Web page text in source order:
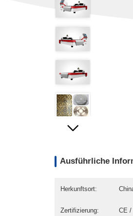
Ausführliche
Herkunftsort:
Zertifizierung: CE /